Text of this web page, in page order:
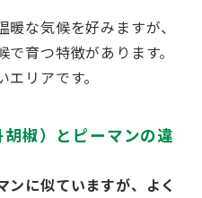
な気候を好みますが、
育つ特徴があります。
リアです。
椒）とピーマンの違
ンに似ていますが、よく